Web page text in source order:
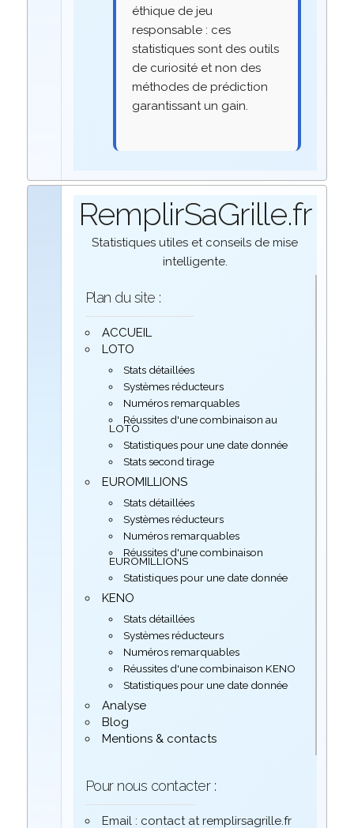
éthique de jeu
responsable : ces
statistiques sont des outils
de curiosité et non des
méthodes de prédiction
garantissant un gain.
RemplirSaGrille.fr
Statistiques utiles et conseils de mise
intelligente.
Plan du site :
ACCUEIL
LOTO
Stats détaillées
Systèmes réducteurs
Numéros remarquables
Réussites d'une combinaison au
LOTO
Statistiques pour une date donnée
Stats second tirage
EUROMILLIONS
Stats détaillées
Systèmes réducteurs
Numéros remarquables
Réussites d'une combinaison
EUROMILLIONS
Statistiques pour une date donnée
KENO
Stats détaillées
Systèmes réducteurs
Numéros remarquables
Réussites d'une combinaison KENO
Statistiques pour une date donnée
Analyse
Blog
Mentions & contacts
Pour nous contacter :
Email : contact at remplirsagrille.fr